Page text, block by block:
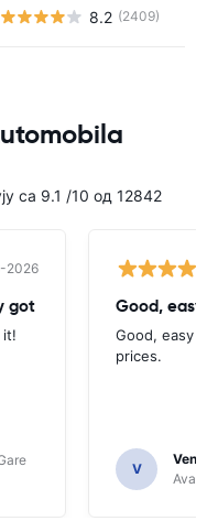
8.2 (2409)
са 9.1 /10 од 12842
2026
got
it!
Good,
Good, easy
prices.
V